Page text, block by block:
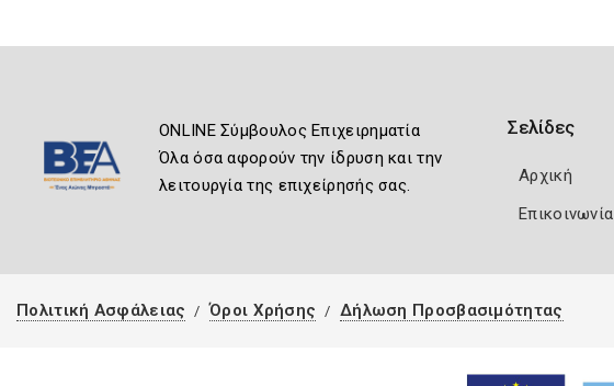
ONLINE Σύμβουλος Επιχειρηματία
Όλα όσα αφορούν την ίδρυση και την
λειτουργία της επιχείρησής σας.
Σελίδες
Αρχική
Επικοινωνία
Πολιτική Ασφάλειας Όροι Χρήσης Δήλωση Προσβασιμότητας